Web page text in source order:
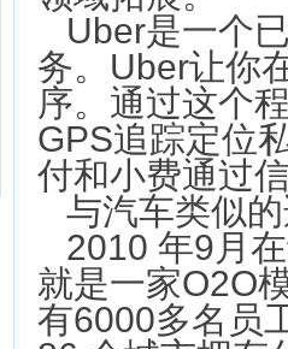
Uber是一个
务。Uber让你
序。通过这个
GPS追踪定位
付和小费通过
与汽车类似
2010 年9月
就是一家O2O
有6000多名员